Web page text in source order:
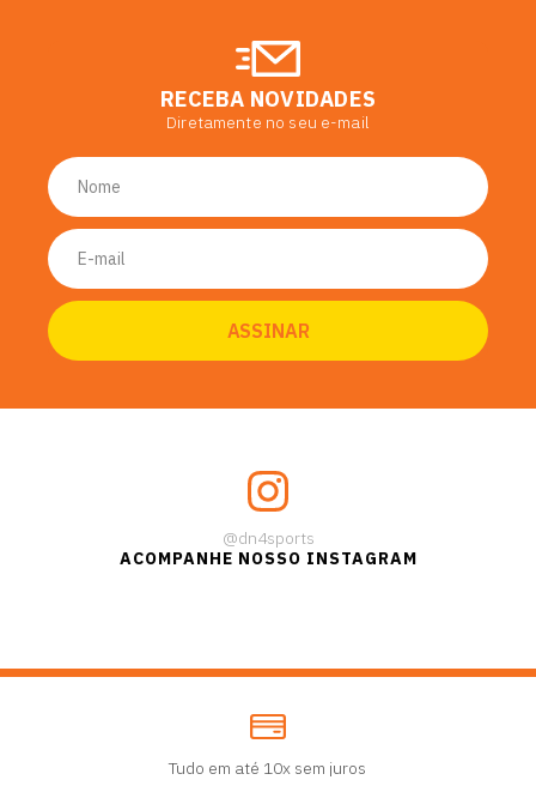
RECEBA NOVIDADES
Diretamente no seu e-mail
@dn4sports
ACOMPANHE NOSSO INSTAGRAM
Tudo em até 10x sem juros